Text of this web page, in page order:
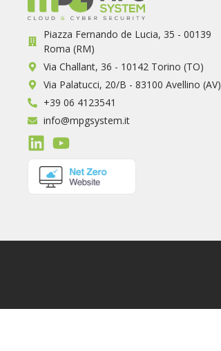
Piazza Fernando de Lucia, 35 - 00139
Roma (RM)
Via Challant, 36 - 10142 Torino (TO)
Via Palatucci, 20/B - 83100 Avellino (AV)
+39 06 4123541
info@mpgsystem.it